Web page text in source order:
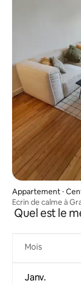
Appartement ⋅
Ecrin de calme à
Quel est le
Mois
Janv.